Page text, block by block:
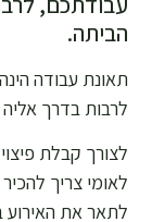
הביתה.
תאונת עבודה
לרבות בדרך
לצורך קבלת
לאומי צריך
לתאר את האירוע